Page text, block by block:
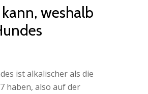
weshalb
ist alkalischer als die
haben, also auf der